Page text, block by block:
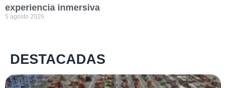
experiencia inmersiva
5 agosto 2026
DESTACADAS